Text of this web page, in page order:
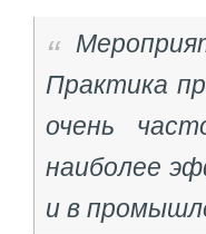
Практика
очень
наиболее
и в